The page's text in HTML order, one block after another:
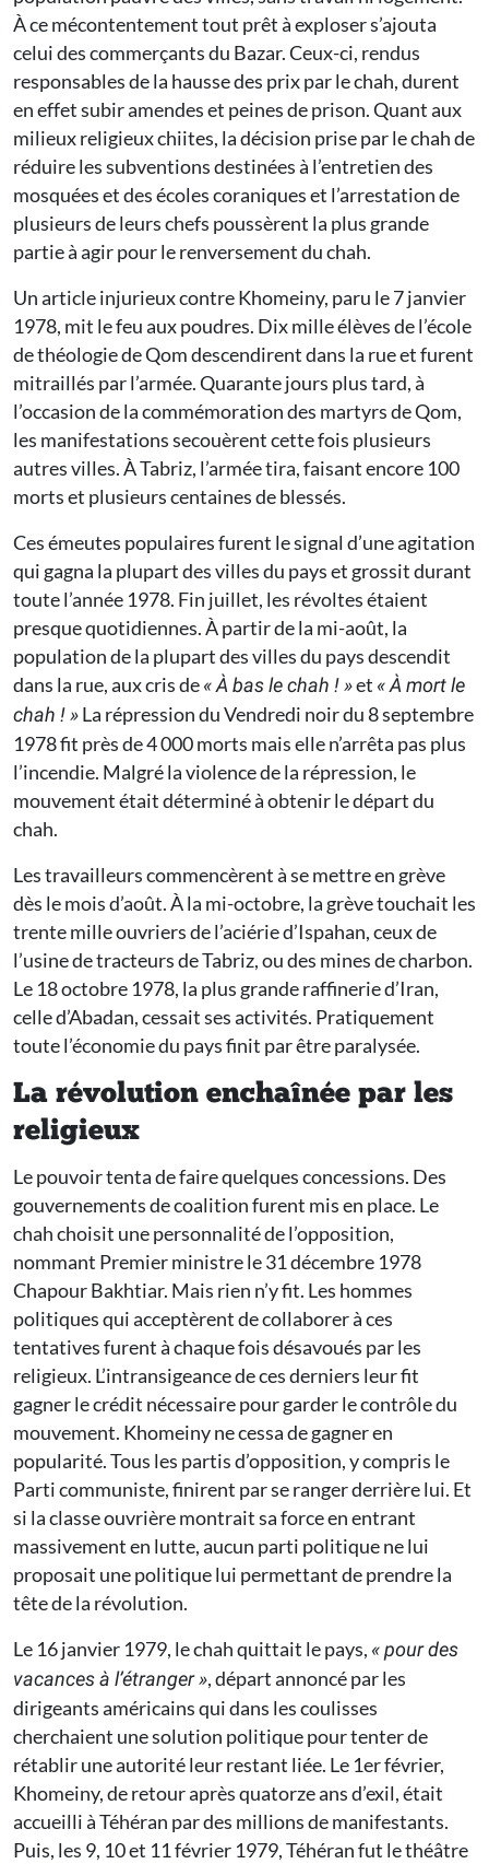
À ce mécontentement tout prêt à exploser s’ajouta
celui des commerçants du Bazar. Ceux-ci, rendus
responsables de la hausse des prix par le chah, durent
en effet subir amendes et peines de prison. Quant aux
milieux religieux chiites, la décision prise par le chah de
réduire les subventions destinées à l’entretien des
mosquées et des écoles coraniques et l’arrestation de
plusieurs de leurs chefs poussèrent la plus grande
partie à agir pour le renversement du chah.
Un article injurieux contre Khomeiny, paru le 7 janvier
1978, mit le feu aux poudres. Dix mille élèves de l’école
de théologie de Qom descendirent dans la rue et furent
mitraillés par l’armée. Quarante jours plus tard, à
l’occasion de la commémoration des martyrs de Qom,
les manifestations secouèrent cette fois plusieurs
autres villes. À Tabriz, l’armée tira, faisant encore 100
morts et plusieurs centaines de blessés.
Ces émeutes populaires furent le signal d’une agitation
qui gagna la plupart des villes du pays et grossit durant
toute l’année 1978. Fin juillet, les révoltes étaient
presque quotidiennes. À partir de la mi-août, la
population de la plupart des villes du pays descendit
dans la rue, aux cris de« À bas le chah ! »et « À mort le
chah ! »La répression du Vendredi noir du 8 septembre
1978 fit près de 4 000 morts mais elle n’arrêta pas plus
l’incendie. Malgré la violence de la répression, le
mouvement était déterminé à obtenir le départ du
chah.
Les travailleurs commencèrent à se mettre en grève
dès le mois d’août. À la mi-octobre, la grève touchait les
trente mille ouvriers de l’aciérie d’Ispahan, ceux de
l’usine de tracteurs de Tabriz, ou des mines de charbon.
Le 18 octobre 1978, la plus grande raffinerie d’Iran,
celle d’Abadan, cessait ses activités. Pratiquement
toute l’économie du pays finit par être paralysée.
La révolution enchaînée par les
religieux
Le pouvoir tenta de faire quelques concessions. Des
gouvernements de coalition furent mis en place. Le
chah choisit une personnalité de l’opposition,
nommant Premier ministre le 31 décembre 1978
Chapour Bakhtiar. Mais rien n’y fit. Les hommes
politiques qui acceptèrent de collaborer à ces
tentatives furent à chaque fois désavoués par les
religieux. L’intransigeance de ces derniers leur fit
gagner le crédit nécessaire pour garder le contrôle du
mouvement. Khomeiny ne cessa de gagner en
popularité. Tous les partis d’opposition, y compris le
Parti communiste, finirent par se ranger derrière lui. Et
si la classe ouvrière montrait sa force en entrant
massivement en lutte, aucun parti politique ne lui
proposait une politique lui permettant de prendre la
tête de la révolution.
Le 16 janvier 1979, le chah quittait le pays, « pour des
vacances à l’étranger », départ annoncé par les
dirigeants américains qui dans les coulisses
cherchaient une solution politique pour tenter de
rétablir une autorité leur restant liée. Le 1er février,
Khomeiny, de retour après quatorze ans d’exil, était
accueilli à Téhéran par des millions de manifestants.
Puis, les 9, 10 et 11 février 1979, Téhéran fut le théâtre